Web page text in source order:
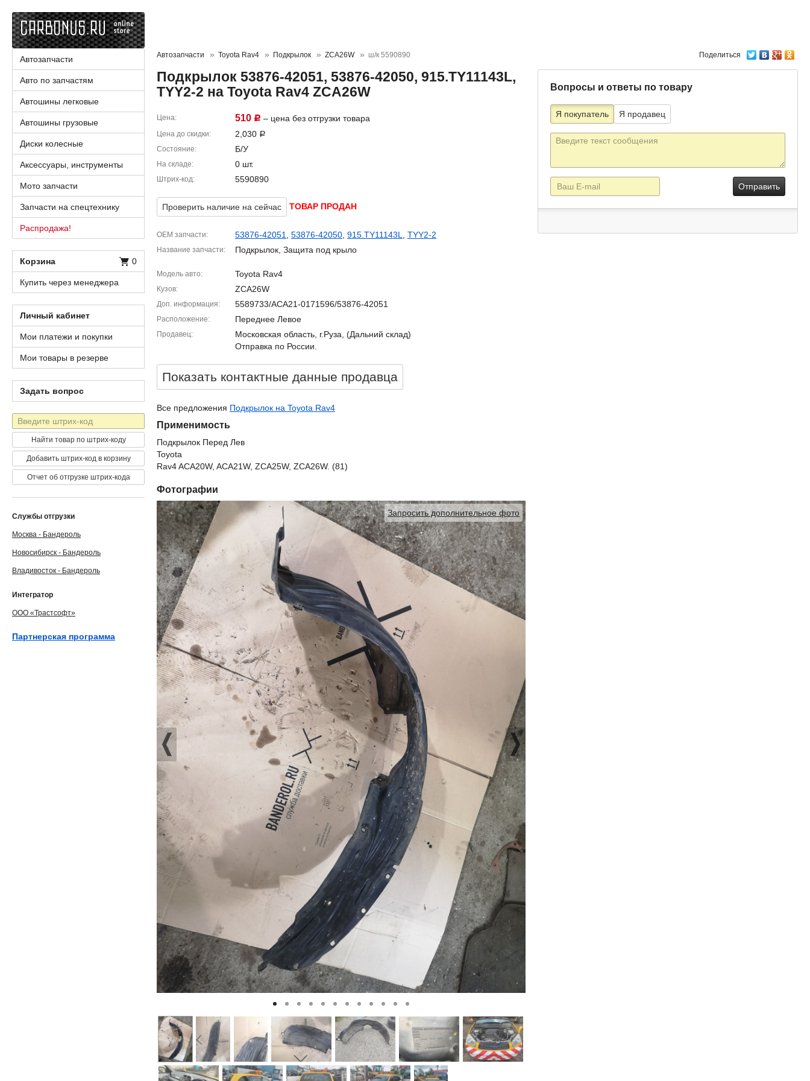
Поделиться
Автозапчасти Toyota Rav4 Подкрылок ZCA26W ш/к 5590890
Подкрылок 53876-42051, 53876-42050, 915.TY11143L,
TYY2-2 на Toyota Rav4 ZCA26W
Цена 510 Р – цена без отгрузки товара
Цена до скидки 2,030 Р
Состояние Б/У
На складе 0 шт.
Штрих-код 5590890
Проверить наличие на сейчас ТОВАР ПРОДАН
OEM запчасти 53876-42051 53876-42050 915.TY11143L TYY2-2
Название запчасти Подкрылок, Защита под крыло
Модель авто Toyota Rav4
Кузов ZCA26W
Доп. информация 5589733/ACA21-0171596/53876-42051
Расположение Переднее Левое
Продавец
Московская область, г.Руза, (Дальний склад)
Отправка по России.
Показать контактные данные продавцa
Все предложения Подкрылок на Toyota Rav4
Применимость
Подкрылок Перед Лев
Toyota
Rav4 ACA20W, ACA21W, ZCA25W, ZCA26W. (81)
Фотографии
Запросить дополнительное фото
Вопросы и ответы по товару
Я покупатель Я продавец
Текст
E-
mail
Автозапчасти
Авто по запчастям
Автошины легковые
Автошины грузовые
Диски колесные
Аксессуары, инструменты
Мото запчасти
Запчасти на спецтехнику
Распродажа!
Корзина 0
Купить через менеджера
Личный кабинет
Мои платежи и покупки
Мои товары в резерве
Задать вопрос
Штрих-
код
Найти товар по штрих-коду
Добавить штрих-код в корзину
Отчет об отгрузке штрих-кода
Службы отгрузки
Москва - Бандероль
Новосибирск - Бандероль
Владивосток - Бандероль
Интегратор
ООО «Трастсофт»
Партнерская программа